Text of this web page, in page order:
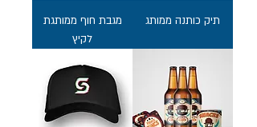
תיק כותנה ממותג
מגבת חוף ממותגת
לקיץ